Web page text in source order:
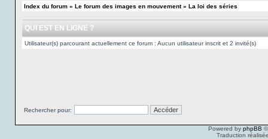
Index du forum » Le forum des images en mouvement» La loi des séries
QUI EST EN LIGNE ?
Utilisateur(s) parcourant actuellement ce forum : Aucun utilisateur inscrit et 2 invité(s)
Rechercher pour:
Powered by phpBB
Traduction